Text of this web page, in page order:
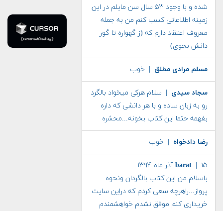
شده و با وجود ۵۳ سال سن مایلم در این
زمینه اطلاعاتی کسب کنم من به جمله
معروف اعتقاد دارم که (ز گهواره تا گور
دانش بجوی)
مسلم مرادی مطلق | خوب
سجاد سیدی | سلام هرکی میخواد بالگرد
رو به زبان ساده و با هر دانشی که داره
بفهمه حتما این کتاب بخونه...محشره
رضا دادخواه | خوب
barat | ۱۵ آذر ماه ۱۳۹۴
باسلام من این کتاب بالگردان ونحوه
پرواز...راهرچه سعی کردم که دراین سایت
خریداری کنم موفق نشدم خواهشمندم